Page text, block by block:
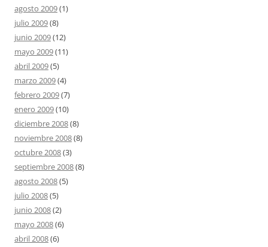
agosto 2009(1)
julio 2009(8)
junio 2009(12)
mayo 2009(11)
abril 2009(5)
marzo 2009(4)
febrero 2009(7)
enero 2009(10)
diciembre 2008(8)
noviembre 2008(8)
octubre 2008(3)
septiembre 2008(8)
agosto 2008(5)
julio 2008(5)
junio 2008(2)
mayo 2008(6)
abril 2008(6)